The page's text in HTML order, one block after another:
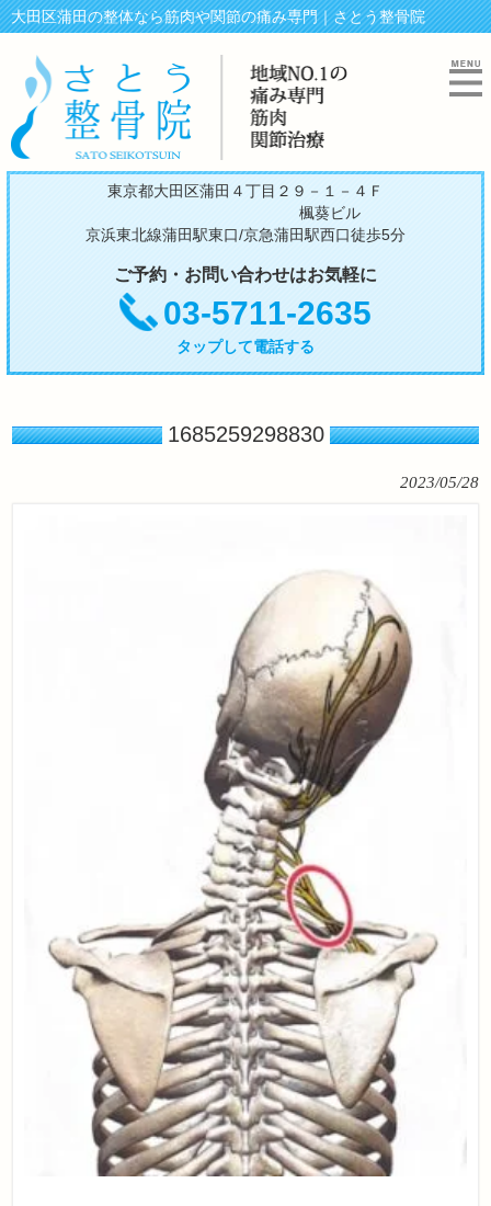
大田区蒲田の整体なら筋肉や関節の痛み専門｜さとう整骨院
東京都大田区蒲田４丁目２９－１－４Ｆ
楓葵ビル
京浜東北線蒲田駅東口/京急蒲田駅西口徒歩5分
ご予約・お問い合わせはお気軽に
03-5711-2635
タップして電話する
1685259298830
2023/05/28